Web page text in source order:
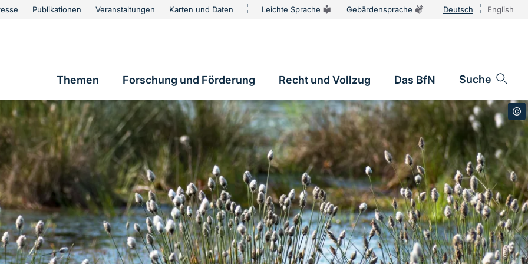
Publikationen Veranstaltungen Karten und Daten Leichte Sprache Gebärdensprache Deutsch English
Hauptnavigation
Themen Forschung und Förderung Recht und Vollzug Das BfN Suche